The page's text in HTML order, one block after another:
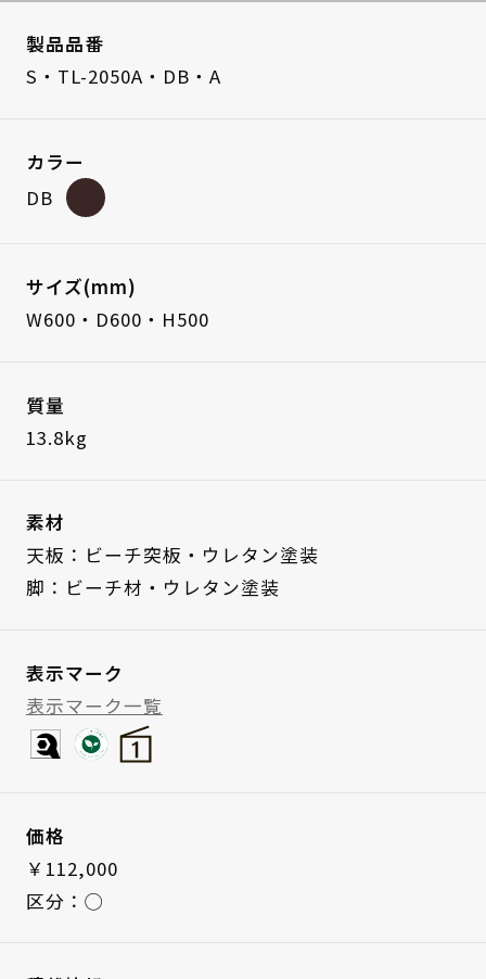
製品品番
S・TL-2050A・DB・A
カラー
DB
サイズ(mm)
W600・D600・H500
質量
13.8kg
素材
天板：ビーチ突板・ウレタン塗装
脚：ビーチ材・ウレタン塗装
表示マーク
表示マーク一覧
価格
￥112,000
区分：◯